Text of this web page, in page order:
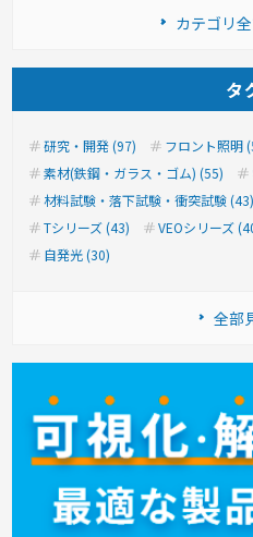
カテゴリ
タ
研究・開発 (97)
フロント照明
素材(鉄鋼・ガラス・ゴム) (55)
材料試験・落下試験・衝突試験 (43)
Tシリーズ (43)
VEOシリーズ
自発光 (30)
全部